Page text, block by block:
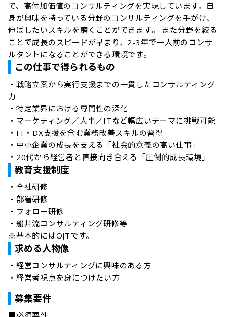
で、高付加価値のコンサルティングを実現しています。自
身が興味を持っている分野のコンサルティングを手がけ、
伸ばしたいスキルを磨くことができます。 また分野を絞る
ことで成長のスピードが早まり、2-3年で一人前のコンサ
ルタントになることができる環境です。
この仕事で得られるもの
・戦略立案から実行支援までの一貫したコンサルティング
力
・特定業界における専門性の深化
・マーケティング／人事／ITなど幅広いテーマに挑戦可能
・IT・DX支援を含む業務改善スキルの習得
・中小企業の成長を支える「社会的意義の高い仕事」
・20代から経営者と直接向き合える「圧倒的成長環境」
教育支援制度
・全社研修
・部署研修
・フォロー研修
・船井流コンサルティング研修等
※基本的にはOJTです。
求める人物像
・経営コンサルティングに興味のある方
・経営者視点を身につけたい方
募集要件